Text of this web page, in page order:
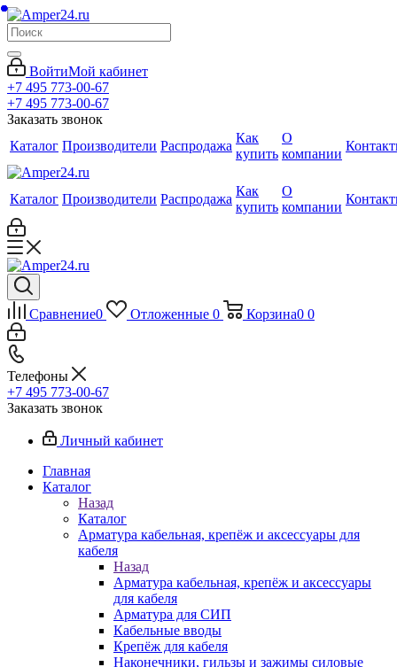
ВойтиМой кабинет
+7 495 773-00-67
+7 495 773-00-67
Заказать звонок
Каталог Производители Распродажа
Как
купить
О
компании
Каталог Производители Распродажа
Как
купить
О
компании
Сравнение0 Отложенные 0 Корзина0 0
Телефоны
+7 495 773-00-67
Заказать звонок
Личный кабинет
Главная
Каталог
Назад
Каталог
Арматура кабельная, крепёж и аксессуары для
кабеля
Назад
Арматура кабельная, крепёж и аксессуары
для кабеля
Арматура для СИП
Кабельные вводы
Крепёж для кабеля
Наконечники, гильзы и зажимы силовые